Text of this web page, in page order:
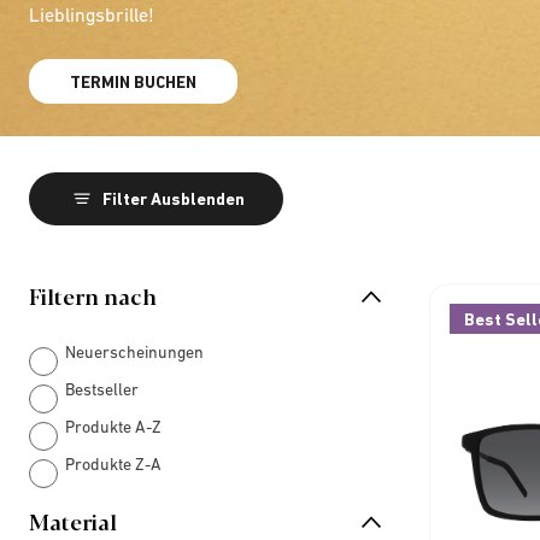
Lieblingsbrille!
TERMIN BUCHEN
Filter Ausblenden
Filtern nach
Neuerscheinungen
Bestseller
Produkte A-Z
Produkte Z-A
Material
Best